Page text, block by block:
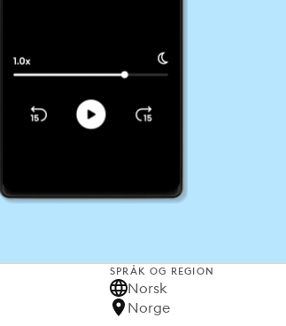
SPRÅK OG REGION
Norsk
Norge